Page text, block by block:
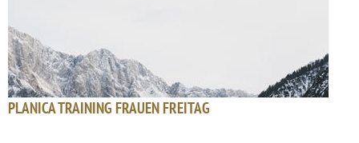
PLANICA TRAINING FRAUEN FREITAG